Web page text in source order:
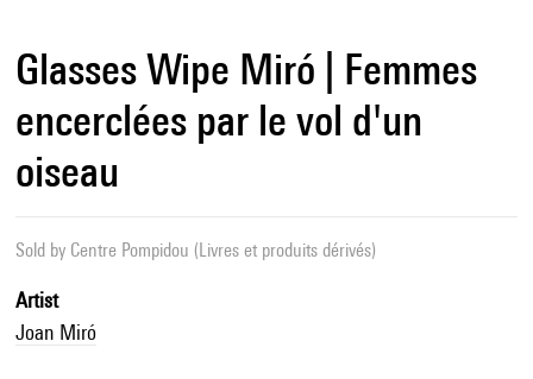
Glasses Wipe Miró | Femmes
encerclées par le vol d'un
oiseau
Sold by Centre Pompidou (Livres et produits dérivés)
Artist
Joan Miró